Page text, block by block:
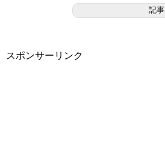
記
スポンサーリンク